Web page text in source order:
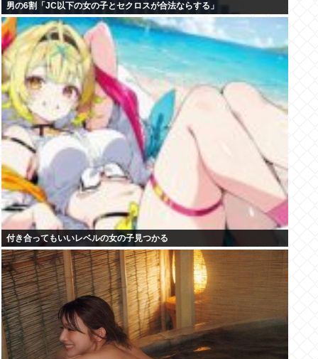
男の6割「JC以下の女の子とセクロスが合法ならする」
付き合ってもいいレベルの女の子見つかる